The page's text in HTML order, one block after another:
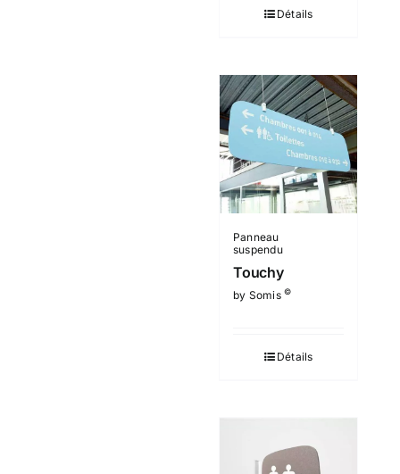
Détails
Panneau
suspendu
Touchy
by Somis©
Détails